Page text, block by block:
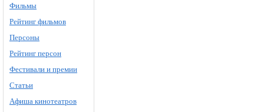
Фильмы
Рейтинг фильмов
Персоны
Рейтинг персон
Фестивали и премии
Статьи
Афиша кинотеатров